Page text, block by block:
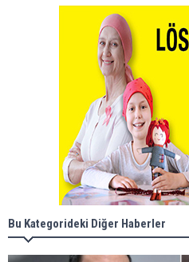
Bu Kategorideki Diğer Haberler